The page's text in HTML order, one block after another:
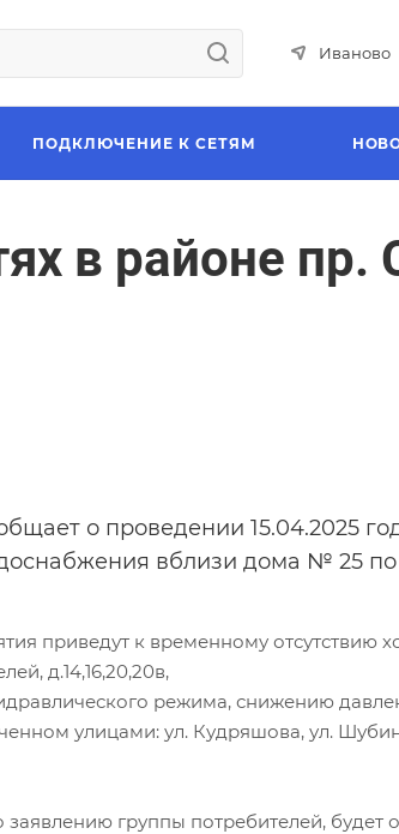
Иваново
ПОДКЛЮЧЕНИЕ К СЕТЯМ
в районе пр.
о проведении 15.04.2025
вблизи дома № 25
приведут к временному отсутствию
д.14,16,20,20в,
режима, снижению
улицами: ул. Кудряшова, ул.
группы потребителей, будет